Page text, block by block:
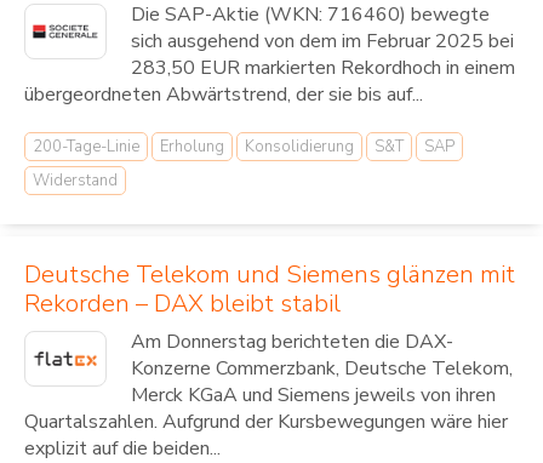
Die SAP-Aktie (WKN: 716460) bewegte
sich ausgehend von dem im Februar 2025 bei
283,50 EUR markierten Rekordhoch in einem
übergeordneten Abwärtstrend, der sie bis auf...
200-Tage-Linie Erholung Konsolidierung S&T
SAP
Widerstand
Deutsche Telekom und Siemens glänzen mit
Rekorden – DAX bleibt stabil
Am Donnerstag berichteten die DAX-
Konzerne Commerzbank, Deutsche Telekom,
Merck KGaA und Siemens jeweils von ihren
Quartalszahlen. Aufgrund der Kursbewegungen wäre hier
explizit auf die beiden...